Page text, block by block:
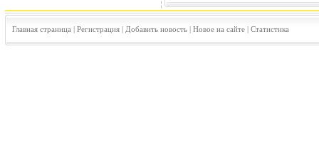
Главная страница | Регистрация| Добавить новость| Новое на сайте| Статистика